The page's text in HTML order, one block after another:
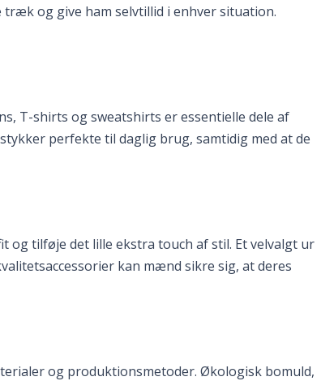
og give ham selvtillid i enhver situation.
T-shirts og sweatshirts er essentielle dele af
perfekte til daglig brug, samtidig med at de
og tilføje det lille ekstra touch af stil. Et velvalgt ur
kan mænd sikre sig, at deres
og produktionsmetoder. Økologisk bomuld,